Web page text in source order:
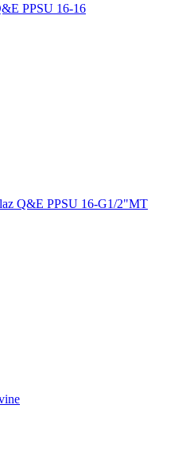
PPSU 16-16
Q&E PPSU 16-G1/2"MT